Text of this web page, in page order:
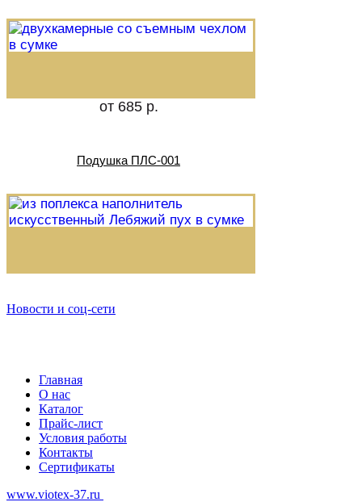
от 685 р.
Подушка ПЛС-001
Новости и соц-сети
Главная
О нас
Каталог
Прайс-лист
Условия работы
Контакты
Сертификаты
www.viotex-37.ru